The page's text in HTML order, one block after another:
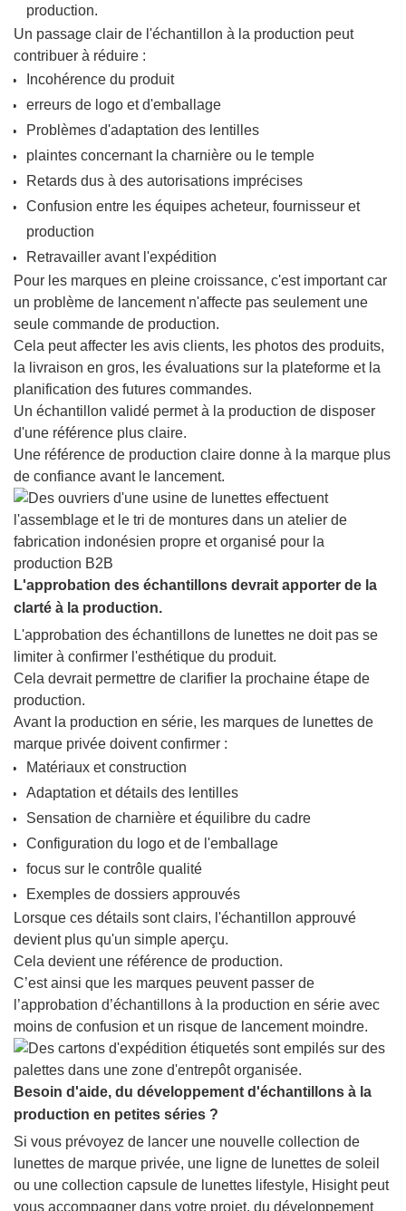
production.
Un passage clair de l'échantillon à la production peut
contribuer à réduire :
Incohérence du produit
erreurs de logo et d'emballage
Problèmes d'adaptation des lentilles
plaintes concernant la charnière ou le temple
Retards dus à des autorisations imprécises
Confusion entre les équipes acheteur, fournisseur et
production
Retravailler avant l'expédition
Pour les marques en pleine croissance, c'est important car
un problème de lancement n'affecte pas seulement une
seule commande de production.
Cela peut affecter les avis clients, les photos des produits,
la livraison en gros, les évaluations sur la plateforme et la
planification des futures commandes.
Un échantillon validé permet à la production de disposer
d'une référence plus claire.
Une référence de production claire donne à la marque plus
de confiance avant le lancement.
L'approbation des échantillons devrait apporter de la
clarté à la production.
L'approbation des échantillons de lunettes ne doit pas se
limiter à confirmer l'esthétique du produit.
Cela devrait permettre de clarifier la prochaine étape de
production.
Avant la production en série, les marques de lunettes de
marque privée doivent confirmer :
Matériaux et construction
Adaptation et détails des lentilles
Sensation de charnière et équilibre du cadre
Configuration du logo et de l'emballage
focus sur le contrôle qualité
Exemples de dossiers approuvés
Lorsque ces détails sont clairs, l'échantillon approuvé
devient plus qu'un simple aperçu.
Cela devient une référence de production.
C’est ainsi que les marques peuvent passer de
l’approbation d’échantillons à la production en série avec
moins de confusion et un risque de lancement moindre.
Besoin d'aide, du développement d'échantillons à la
production en petites séries ?
Si vous prévoyez de lancer une nouvelle collection de
lunettes de marque privée, une ligne de lunettes de soleil
ou une collection capsule de lunettes lifestyle, Hisight peut
vous accompagner dans votre projet, du développement